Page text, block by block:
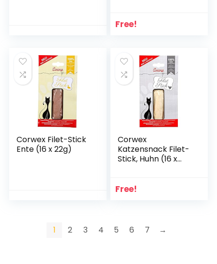
Entenfleisch – mit
Zucker,
getreidefrei, 45g
Free!
Corwex Filet-Stick
Ente (16 x 22g)
Corwex
Katzensnack Filet-
Stick, Huhn (16 x
Free!
1 2 3 4 5 6 7 →